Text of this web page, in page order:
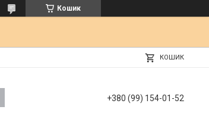
Кошик
КОШИК
+380 (99) 154-01-52